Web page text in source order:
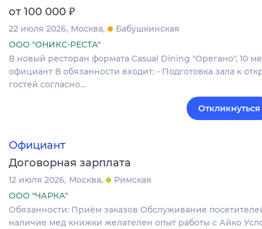
от 100 000 ₽
22 июля 2026 Москва
Бабушкинская
ООО "ОНИКС-РЕСТА"
В нoвый pесторaн формaта Cаsuаl Dining "Орeгaно", 10
официант В обязанности входит: - Подготовка зала к
гостей согласно…
Откликнуться
Официант
Договорная зарплата
12 июля 2026 Москва
Римская
ООО "ЧАРКА"
Обязанности: Приём заказов Обслуживание
наличие мед книжки желателен опыт работы с Айко